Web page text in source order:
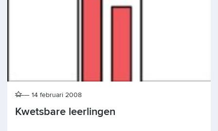
Kwetsbare leerlingen
14 februari 2008